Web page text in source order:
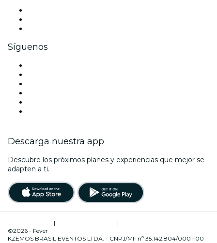
Síguenos
Descarga nuestra app
Descubre los próximos planes y experiencias que mejor se
adapten a ti.
| |
©2026 - Fever
KZEMOS BRASIL EVENTOS LTDA. - CNPJ/MF nº 35.142.804/0001-00